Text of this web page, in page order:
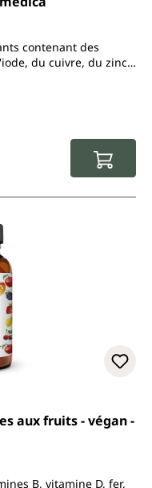
contenant des
du cuivre, du zinc,
aux fruits - végan -
B, vitamine D, fer,